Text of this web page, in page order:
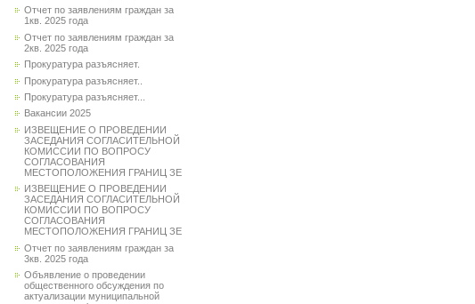
Отчет по заявлениям граждан за
1кв. 2025 года
Отчет по заявлениям граждан за
2кв. 2025 года
Прокуратура разъясняет.
Прокуратура разъясняет..
Прокуратура разъясняет...
Вакансии 2025
ИЗВЕЩЕНИЕ О ПРОВЕДЕНИИ
ЗАСЕДАНИЯ СОГЛАСИТЕЛЬНОЙ
КОМИССИИ ПО ВОПРОСУ
СОГЛАСОВАНИЯ
МЕСТОПОЛОЖЕНИЯ ГРАНИЦ ЗЕ
ИЗВЕЩЕНИЕ О ПРОВЕДЕНИИ
ЗАСЕДАНИЯ СОГЛАСИТЕЛЬНОЙ
КОМИССИИ ПО ВОПРОСУ
СОГЛАСОВАНИЯ
МЕСТОПОЛОЖЕНИЯ ГРАНИЦ ЗЕ
Отчет по заявлениям граждан за
3кв. 2025 года
Объявление о проведении
общественного обсуждения по
актуализации муниципальной